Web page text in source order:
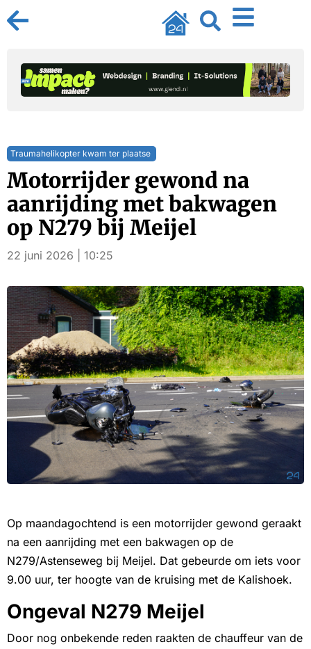
Traumahelikopter kwam ter plaatse
Motorrijder gewond na
aanrijding met bakwagen
op N279 bij Meijel
22 juni 2026 | 10:25
Op maandagochtend is een motorrijder gewond geraakt
na een aanrijding met een bakwagen op de
N279/Astenseweg bij Meijel. Dat gebeurde om iets voor
9.00 uur, ter hoogte van de kruising met de Kalishoek.
Ongeval N279 Meijel
Door nog onbekende reden raakten de chauffeur van de